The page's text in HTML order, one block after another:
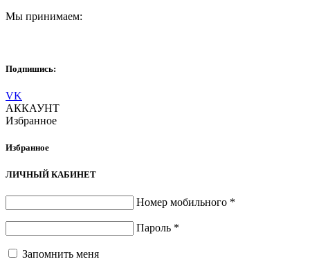
Мы принимаем:
Подпишись:
VK
АККАУНТ
Избранное
Избранное
ЛИЧНЫЙ КАБИНЕТ
Номер мобильного *
Пароль *
Запомнить меня